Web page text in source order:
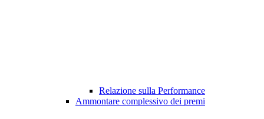
Relazione sulla Performance
Ammontare complessivo dei premi